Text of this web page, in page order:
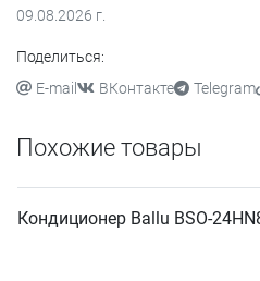
09.08.2026 г.
Поделиться:
E-mail
ВКонтакте Telegram
Похожие товары
Кондиционер Ballu BSO-